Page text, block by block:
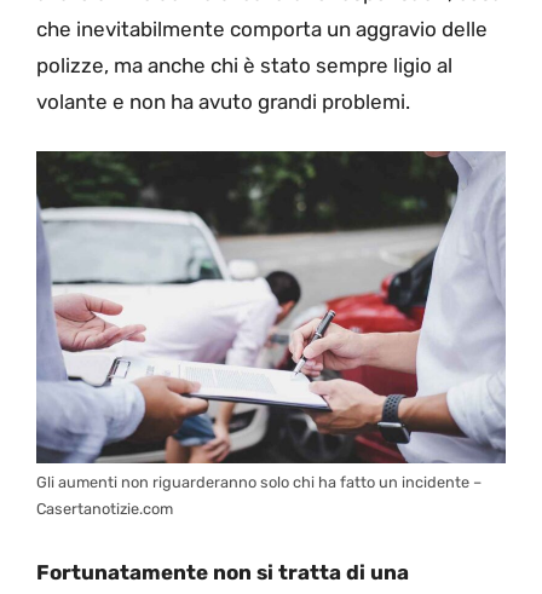
che inevitabilmente comporta un aggravio delle
polizze, ma anche chi è stato sempre ligio al
volante e non ha avuto grandi problemi.
Gli aumenti non riguarderanno solo chi ha fatto un incidente –
Casertanotizie.com
Fortunatamente non si tratta di una